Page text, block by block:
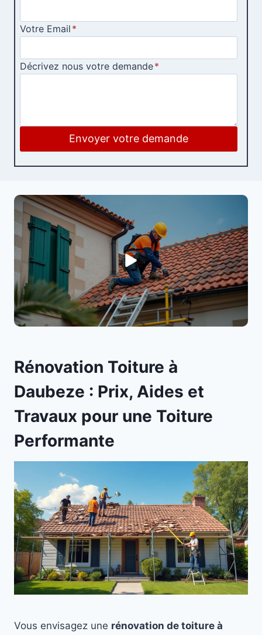
Votre Email *
Décrivez nous votre demande*
Envoyer votre demande
Rénovation Toiture à
Daubeze : Prix, Aides et
Travaux pour une Toiture
Performante
Vous envisagez une rénovation de toiture à